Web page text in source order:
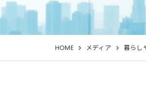
HOME メディア 暮らし